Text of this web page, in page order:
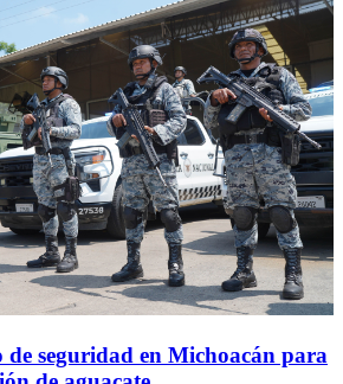
seguridad en Michoacán para